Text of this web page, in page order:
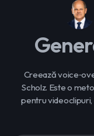
Creează
Scholz. Este o
pentru videoclipuri,